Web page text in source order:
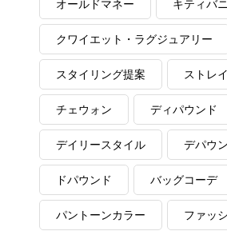
オールドマネー キティバ
クワイエット・ラグジュアリー
スタイリング提案 ストレ
チェウォン ディパウンド
デイリースタイル デパウ
ドパウンド バッグコーデ
パントーンカラー ファッ